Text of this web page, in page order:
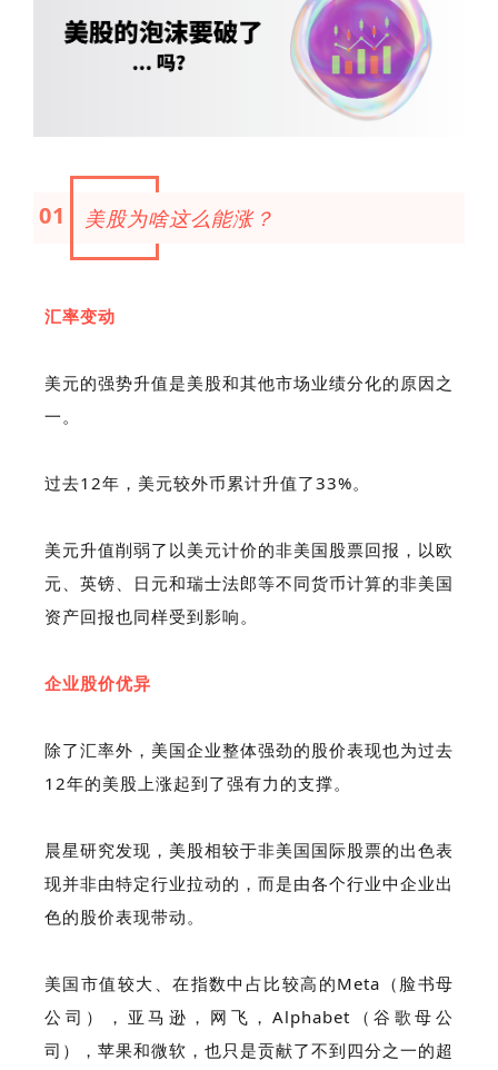
01 美股为啥这么能涨？
汇率变动
美元的强势升值是美股和其他市场业绩分化的原因之
一。
过去12年，美元较外币累计升值了33%。
美元升值削弱了以美元计价的非美国股票回报，以欧
元、英镑、日元和瑞士法郎等不同货币计算的非美国
资产回报也同样受到影响。
企业股价优异
除了汇率外，美国企业整体强劲的股价表现也为过去
12年的美股上涨起到了强有力的支撑。
晨星研究发现，美股相较于非美国国际股票的出色表
现并非由特定行业拉动的，而是由各个行业中企业出
色的股价表现带动。
美国市值较大、在指数中占比较高的Meta（脸书母
公司），亚马逊，网飞，Alphabet（谷歌母公
司），苹果和微软，也只是贡献了不到四分之一的超